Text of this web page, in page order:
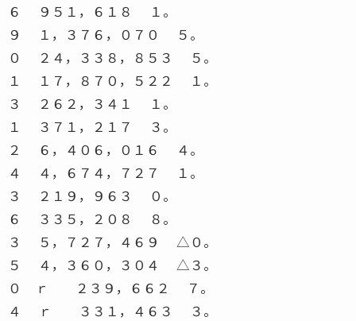
６ ９５１，６１８ １。
９ １，３７６，０７０ ５。
０ ２４，３３８，８５３ ５。
１ １７，８７０，５２２ １。
３ ２６２，３４１ １。
１ ３７１，２１７ ３。
２ ６，４０６，０１６ ４。
４ ４，６７４，７２７ １。
３ ２１９，９６３ ０。
６ ３３５，２０８ ８。
３ ５，７２７，４６９ △０。
５ ４，３６０，３０４ △３。
０ ｒ ２３９，６６２ ７。
４ ｒ ３３１，４６３ ３。